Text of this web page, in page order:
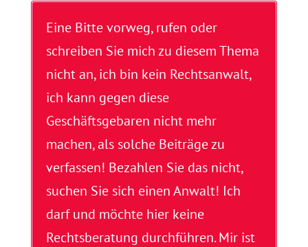
Eine Bitte vorweg, rufen oder
schreiben Sie mich zu diesem Thema
nicht an, ich bin kein Rechtsanwalt,
ich kann gegen diese
Geschäftsgebaren nicht mehr
machen, als solche Beiträge zu
verfassen! Bezahlen Sie das nicht,
suchen Sie sich einen Anwalt! Ich
darf und möchte hier keine
Rechtsberatung durchführen. Mir ist